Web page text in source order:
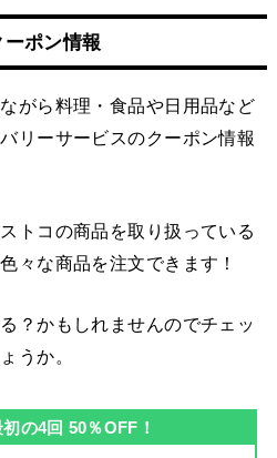
ポン情報
がら料理・食品や日用品など
リーサービスのクーポン情報
トコの商品を取り扱っている
々な商品を注文できます！
？かもしれませんのでチェッ
うか。
の4回 50％OFF！